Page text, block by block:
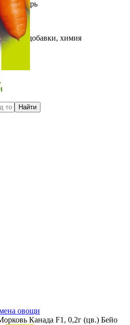
добавки, химия
Найти
овощи
Канада F1, 0,2г (цв.) Бейо